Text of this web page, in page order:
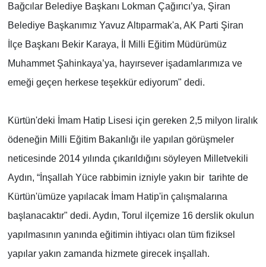
Bağcılar Belediye Başkanı Lokman Çağırıcı’ya, Şiran
Belediye Başkanımız Yavuz Altıparmak'a, AK Parti Şiran
İlçe Başkanı Bekir Karaya, İl Milli Eğitim Müdürümüz
Muhammet Şahinkaya’ya, hayırsever işadamlarımıza ve
emeği geçen herkese teşekkür ediyorum" dedi.
Kürtün'deki İmam Hatip Lisesi için gereken 2,5 milyon liralık
ödeneğin Milli Eğitim Bakanlığı ile yapılan görüşmeler
neticesinde 2014 yılında çıkarıldığını söyleyen Milletvekili
Aydın, “İnşallah Yüce rabbimin izniyle yakın bir tarihte de
Kürtün'ümüze yapılacak İmam Hatip'in çalışmalarına
başlanacaktır" dedi. Aydın, Torul ilçemize 16 derslik okulun
yapılmasının yanında eğitimin ihtiyacı olan tüm fiziksel
yapılar yakın zamanda hizmete girecek inşallah.